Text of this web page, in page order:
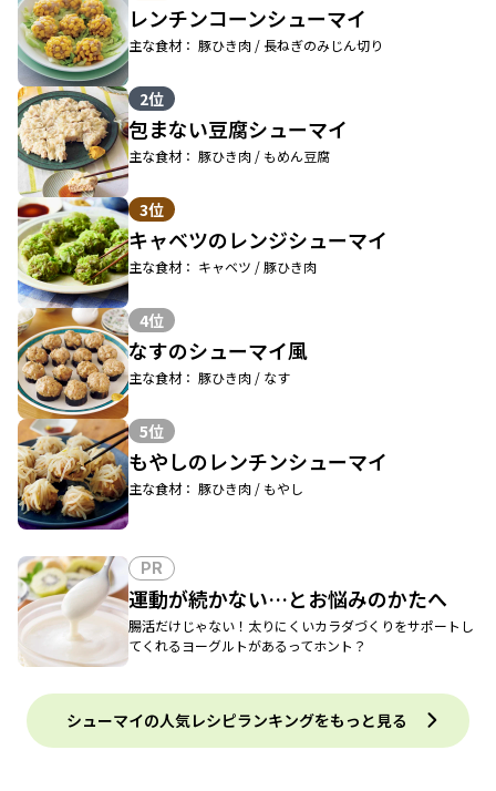
レンチンコーンシューマイ
主な食材： 豚ひき肉 / 長ねぎのみじん切り
2位
包まない豆腐シューマイ
主な食材： 豚ひき肉 / もめん豆腐
3位
キャベツのレンジシューマイ
主な食材： キャベツ / 豚ひき肉
4位
なすのシューマイ風
主な食材： 豚ひき肉 / なす
5位
もやしのレンチンシューマイ
主な食材： 豚ひき肉 / もやし
PR
運動が続かない…とお悩みのかたへ
腸活だけじゃない！太りにくいカラダづくりをサポートし
てくれるヨーグルトがあるってホント？
シューマイの人気レシピランキングをもっと見る